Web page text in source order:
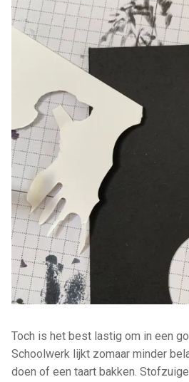
Toch is het best lastig om in een
Schoolwerk lijkt zomaar minder
doen of een taart bakken.